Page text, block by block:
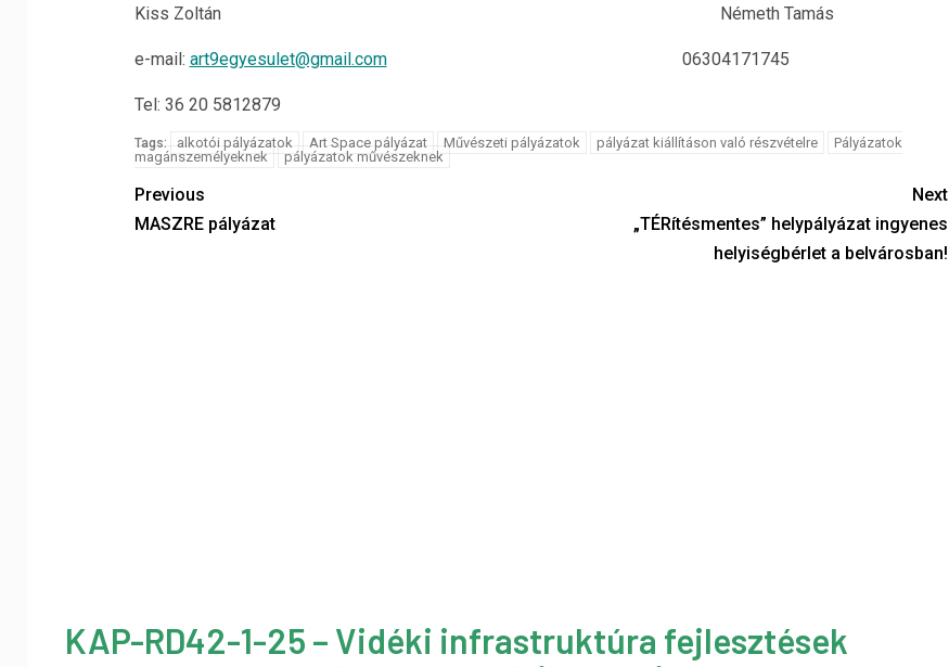
Kiss Zoltán Németh Tamás
e-mail: art9egyesulet@gmail.com06304171745
Tel: 36 20 5812879
Tags: alkotói pályázatok Art Space pályázat Művészeti pályázatok pályázat kiállításon való részvételre
Pályázatok
magánszemélyeknek
pályázatok művészeknek
Previous
MASZRE pályázat
Next
„TÉRítésmentes” helypályázat ingyenes
helyiségbérlet a belvárosban!
KAP-RD42-1-25 – Vidéki infrastruktúra fejlesztések